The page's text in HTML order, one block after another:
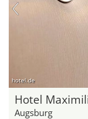
hotel.de
Hotel
Augsburg